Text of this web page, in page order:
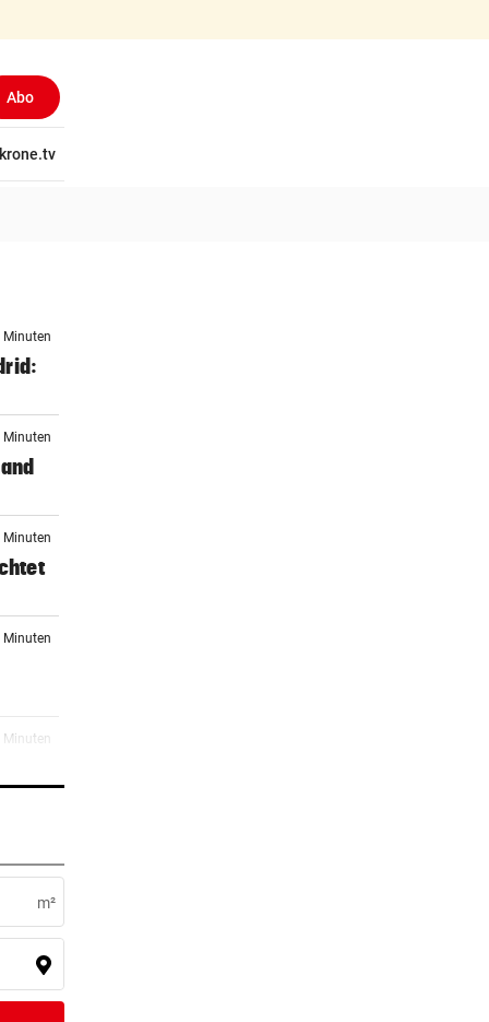
Abo
krone.tv
Minuten
Minuten
Minuten
Minuten
Minuten
Stunde
m²